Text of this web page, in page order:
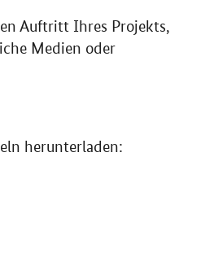
Auftritt Ihres Projekts,
Medien oder
herunterladen: